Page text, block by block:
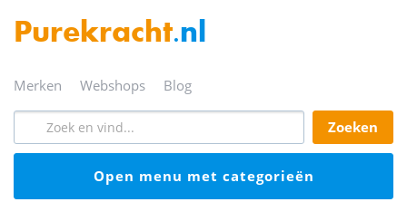
Purekracht.nl
merken webshops blog
zoeken
open menu met categorieën